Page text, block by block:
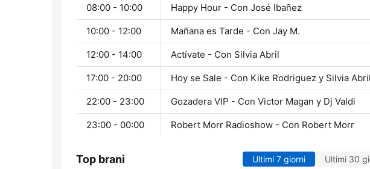
08:00 - 10:00 Happy Hour - Con José Ibañez
10:00 - 12:00 Mañana es Tarde - Con Jay M.
12:00 - 14:00 Actívate - Con Silvia Abril
17:00 - 20:00 Hoy se Sale - Con Kike Rodriguez y Silvia
22:00 - 23:00 Gozadera VIP - Con Victor Magan y Dj Valdi
23:00 - 00:00 Robert Morr Radioshow - Con Robert Morr
Top brani Ultimi 7 giorni Ultimi 30